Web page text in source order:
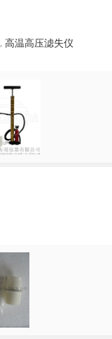
,高温高压滤失仪